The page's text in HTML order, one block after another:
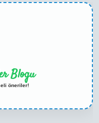
Blogu
öneriler!